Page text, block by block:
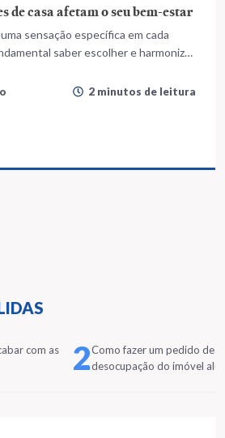
com as
2Como fazer um pedido de
desocupação do imóvel
de casa afetam o seu bem-estar
sensação específica em cada
saber escolher e harmonizar
2 minutos de leitura